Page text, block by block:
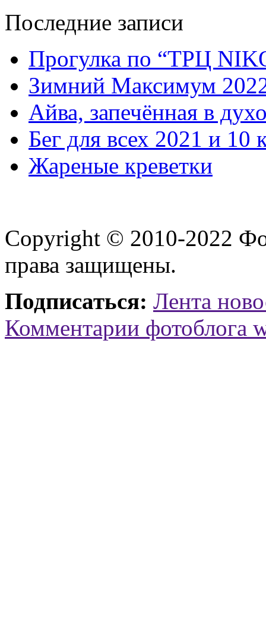
Последние записи
Прогулка по “ТРЦ
Зимний Максимум
Айва, запечённая в
Бег для всех 2021 и 10
Жареные креветки
Copyright © 2010-2022
права защищены.
Подписаться: Лента
Комментарии фотоблога